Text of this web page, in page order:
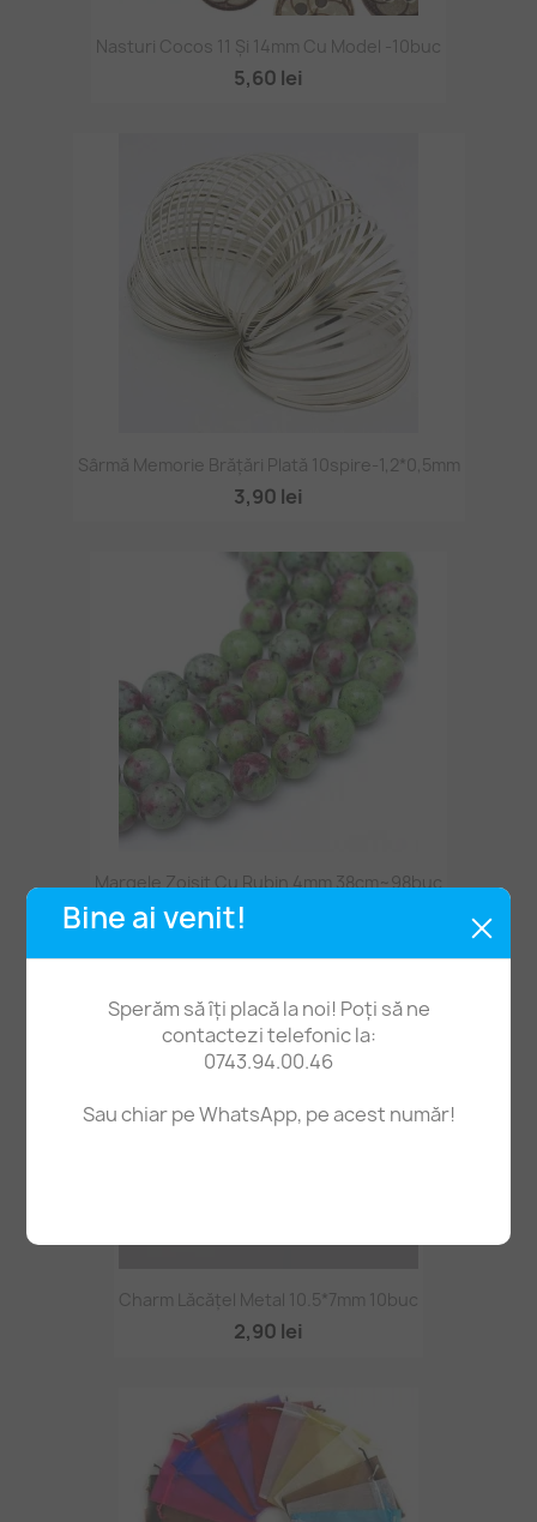
Bine ai venit!
Sperăm să îți placă la noi! Poți să ne
contactezi telefonic la:
0743.94.00.46
Sau chiar pe WhatsApp, pe acest număr!
Nasturi Cocos 11 Și 14mm Cu Model -10buc
5,60 lei
Sârmă Memorie Brățări Plată 10spire-1,2*0,5mm
3,90 lei
Margele Zoisit Cu Rubin 4mm 38cm~98buc
25,00 lei
Charm Lăcățel Metal 10.5*7mm 10buc
2,90 lei